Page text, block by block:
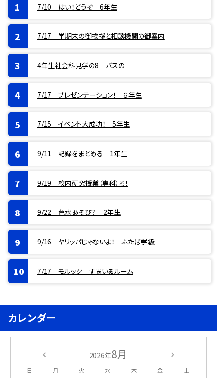
7/10 はい！どうぞ 6年生
7/17 学期末の御挨拶と相談機関の御案内
4年生社会科見学の8 バスの
7/17 プレゼンテーション！ ６年生
7/15 イベント大成功！ 5年生
9/11 記録をまとめる 1年生
9/19 校内研究授業（専科）ろ！
9/22 色水あそび？ 2年生
9/16 ヤリッパじゃないよ！ ふたば学級
7/17 モルック すまいるルーム
カレンダー
2026年8月
日 月 火 水 木 金 土